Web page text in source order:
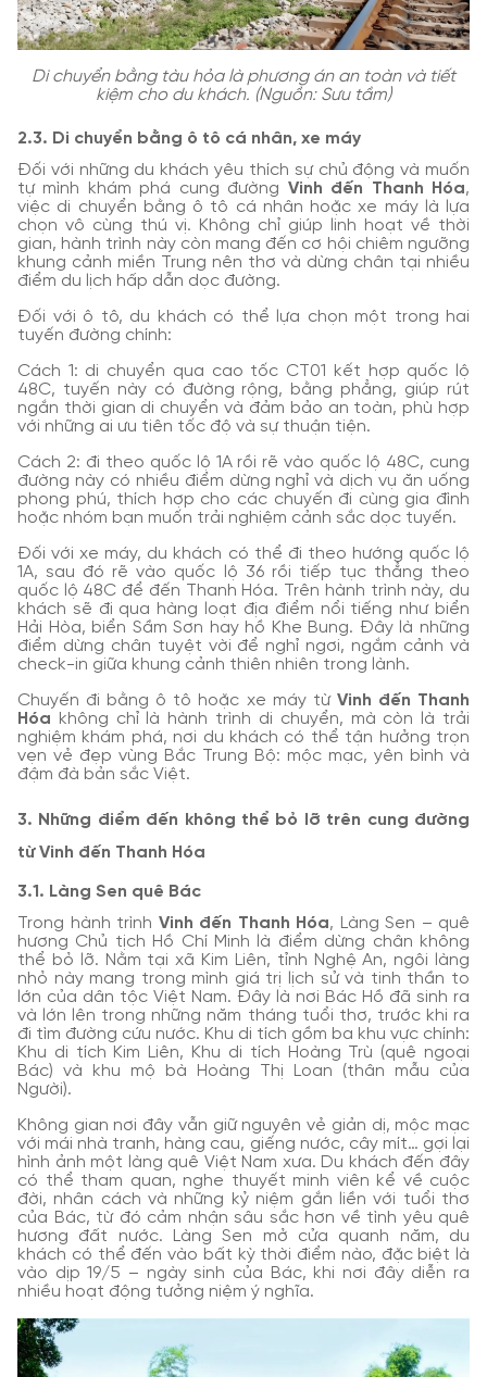
Di chuyển bằng tàu hỏa là phương án an toàn và tiết
kiệm cho du khách. (Nguồn: Sưu tầm)
2.3. Di chuyển bằng ô tô cá nhân, xe máy
Đối với những du khách yêu thích sự chủ động và muốn
tự mình khám phá cung đường Vinh đến Thanh Hóa,
việc di chuyển bằng ô tô cá nhân hoặc xe máy là lựa
chọn vô cùng thú vị. Không chỉ giúp linh hoạt về thời
gian, hành trình này còn mang đến cơ hội chiêm ngưỡng
khung cảnh miền Trung nên thơ và dừng chân tại nhiều
điểm du lịch hấp dẫn dọc đường.
Đối với ô tô, du khách có thể lựa chọn một trong hai
tuyến đường chính:
Cách 1: di chuyển qua cao tốc CT01 kết hợp quốc lộ
48C, tuyến này có đường rộng, bằng phẳng, giúp rút
ngắn thời gian di chuyển và đảm bảo an toàn, phù hợp
với những ai ưu tiên tốc độ và sự thuận tiện.
Cách 2: đi theo quốc lộ 1A rồi rẽ vào quốc lộ 48C, cung
đường này có nhiều điểm dừng nghỉ và dịch vụ ăn uống
phong phú, thích hợp cho các chuyến đi cùng gia đình
hoặc nhóm bạn muốn trải nghiệm cảnh sắc dọc tuyến.
Đối với xe máy, du khách có thể đi theo hướng quốc lộ
1A, sau đó rẽ vào quốc lộ 36 rồi tiếp tục thẳng theo
quốc lộ 48C để đến Thanh Hóa. Trên hành trình này, du
khách sẽ đi qua hàng loạt địa điểm nổi tiếng như biển
Hải Hòa, biển Sầm Sơn hay hồ Khe Bung. Đây là những
điểm dừng chân tuyệt vời để nghỉ ngơi, ngắm cảnh và
check-in giữa khung cảnh thiên nhiên trong lành.
Chuyến đi bằng ô tô hoặc xe máy từ Vinh đến Thanh
Hóa không chỉ là hành trình di chuyển, mà còn là trải
nghiệm khám phá, nơi du khách có thể tận hưởng trọn
vẹn vẻ đẹp vùng Bắc Trung Bộ: mộc mạc, yên bình và
đậm đà bản sắc Việt.
3. Những điểm đến không thể bỏ lỡ trên cung đường
từ Vinh đến Thanh Hóa
3.1. Làng Sen quê Bác
Trong hành trình Vinh đến Thanh Hóa, Làng Sen – quê
hương Chủ tịch Hồ Chí Minh là điểm dừng chân không
thể bỏ lỡ. Nằm tại xã Kim Liên, tỉnh Nghệ An, ngôi làng
nhỏ này mang trong mình giá trị lịch sử và tinh thần to
lớn của dân tộc Việt Nam. Đây là nơi Bác Hồ đã sinh ra
và lớn lên trong những năm tháng tuổi thơ, trước khi ra
đi tìm đường cứu nước. Khu di tích gồm ba khu vực chính:
Khu di tích Kim Liên, Khu di tích Hoàng Trù (quê ngoại
Bác) và khu mộ bà Hoàng Thị Loan (thân mẫu của
Người).
Không gian nơi đây vẫn giữ nguyên vẻ giản dị, mộc mạc
với mái nhà tranh, hàng cau, giếng nước, cây mít… gợi lại
hình ảnh một làng quê Việt Nam xưa. Du khách đến đây
có thể tham quan, nghe thuyết minh viên kể về cuộc
đời, nhân cách và những kỷ niệm gắn liền với tuổi thơ
của Bác, từ đó cảm nhận sâu sắc hơn về tình yêu quê
hương đất nước. Làng Sen mở cửa quanh năm, du
khách có thể đến vào bất kỳ thời điểm nào, đặc biệt là
vào dịp 19/5 – ngày sinh của Bác, khi nơi đây diễn ra
nhiều hoạt động tưởng niệm ý nghĩa.